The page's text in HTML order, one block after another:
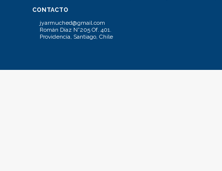
CONTACTO
jyarmuched@gmail.com
Román Díaz N°205 Of. 401.
Providencia, Santiago, Chile